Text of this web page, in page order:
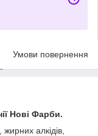
Умови повернення
Нові Фарби.
жирних алкідів,